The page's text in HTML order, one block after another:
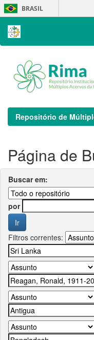
Skip
navigation
BRASIL
Repositório de
Página de
Buscar em:
por
Filtros correntes: